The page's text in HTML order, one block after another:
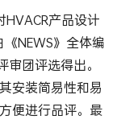
HVACR产品设计
NEWS》全体编
团评选得出。
安装简易性和易
便进行品评。最